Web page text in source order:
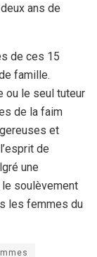
ans de
de ces 15
famille.
ou le seul tuteur
de la faim
et
de
une
soulèvement
les femmes du